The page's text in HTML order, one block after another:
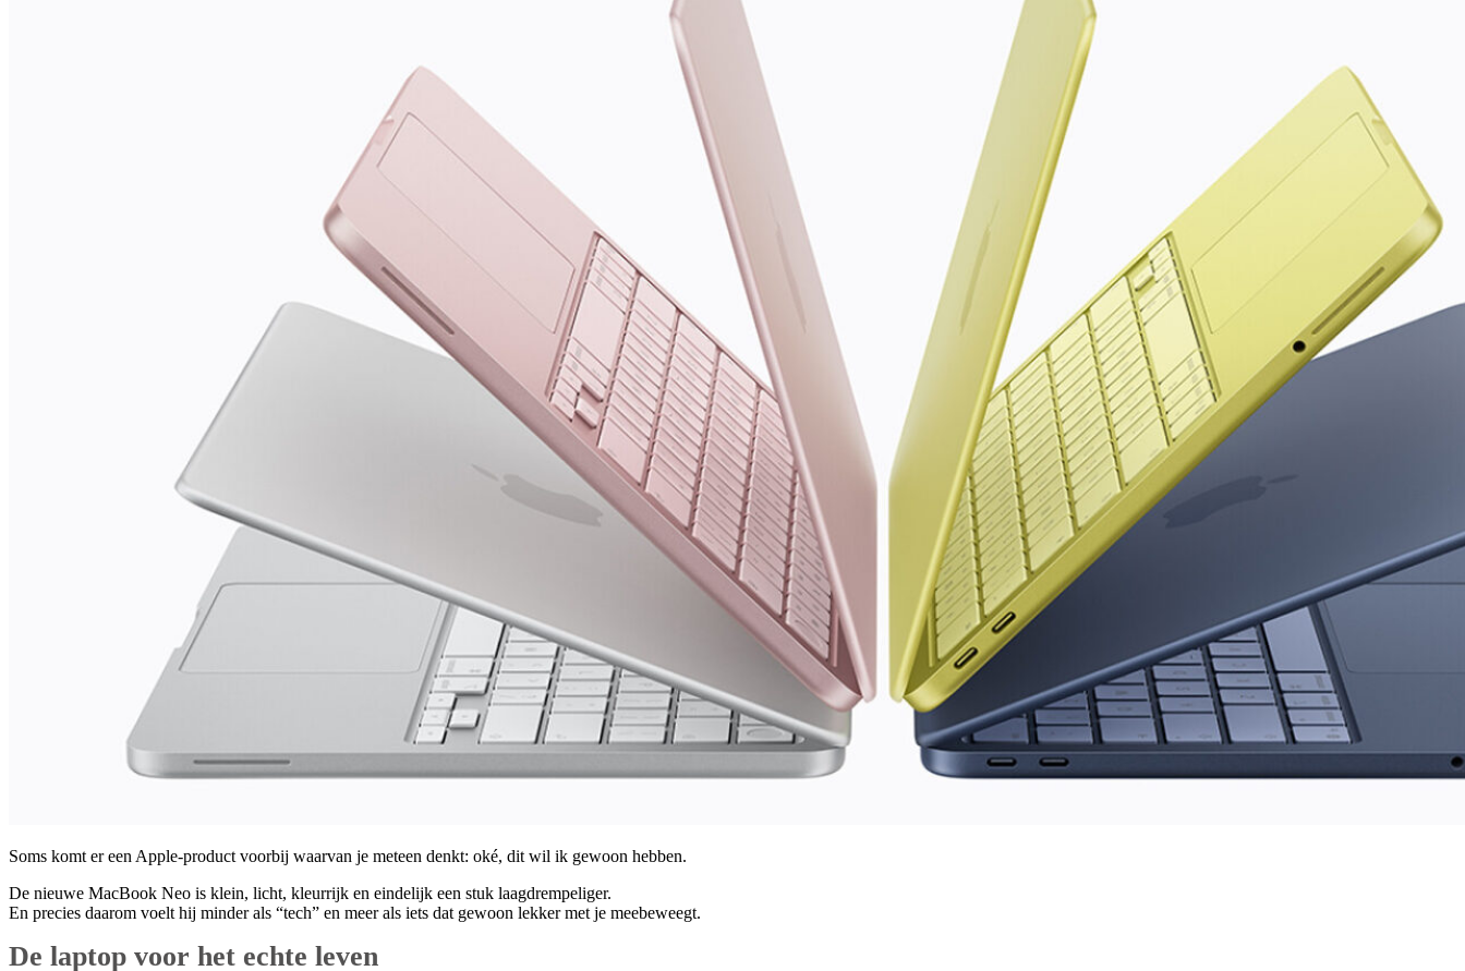
Soms komt er een Apple-product voorbij waarvan je meteen denkt: oké, dit wil ik gewoon hebben.
De nieuwe MacBook Neo is klein, licht, kleurrijk en eindelijk een stuk laagdrempeliger.
En precies daarom voelt hij minder als “tech” en meer als iets dat gewoon lekker met je meebeweegt.
De laptop voor het echte leven